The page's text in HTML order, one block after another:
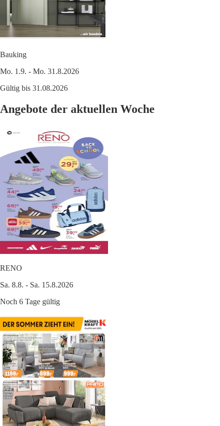
Bauking
Mo. 1.9. - Mo. 31.8.2026
Gültig bis 31.08.2026
Angebote der aktuellen Woche
RENO
Sa. 8.8. - Sa. 15.8.2026
Noch 6 Tage gültig